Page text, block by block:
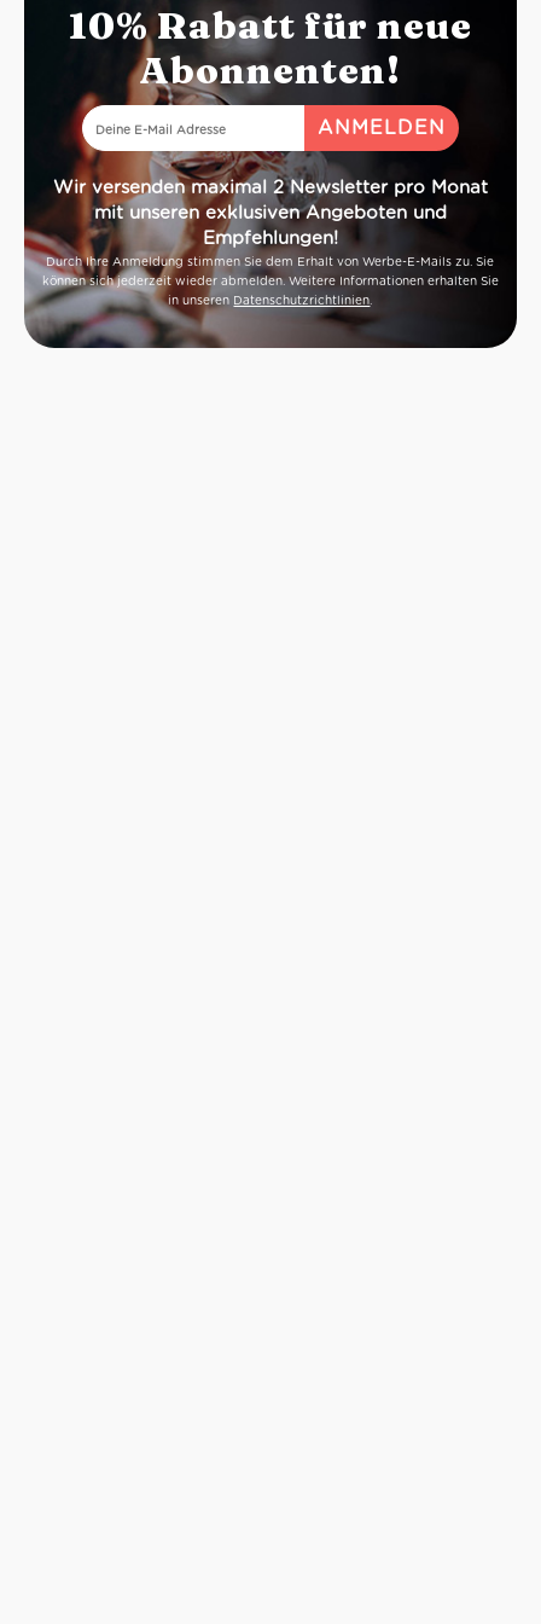
10% Rabatt für neue
Abonnenten!
Wir versenden maximal 2 Newsletter pro Monat
mit unseren exklusiven Angeboten und
Empfehlungen!
Durch Ihre Anmeldung stimmen Sie dem Erhalt von Werbe-E-Mails zu. Sie
können sich jederzeit wieder abmelden. Weitere Informationen erhalten Sie
in unseren Datenschutzrichtlinien